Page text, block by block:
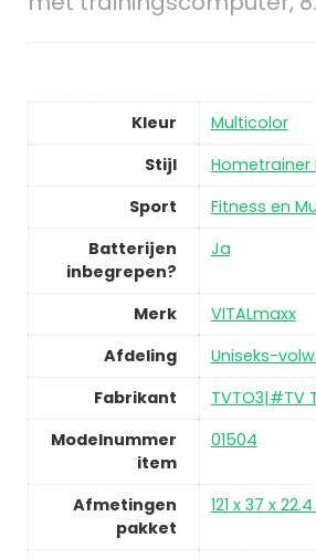
Kleur
Multicolor
Stijl
Hometrainer
Sport
Fitness en
Batterijen
inbegrepen?
Ja
Merk
VITALmaxx
Afdeling
Uniseks-
Fabrikant
TVTO3|#TV
Modelnummer
item
01504
Afmetingen
pakket
121 x 37 x